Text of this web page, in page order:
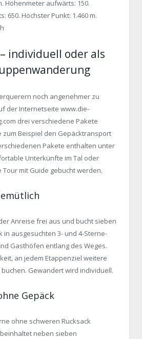
Höhenmeter aufwärts: 150.
650. Höchster Punkt: 1.460 m.
individuell oder als
noch angenehmer zu
der Internetseite www.die-
drei verschiedene Pakete
zum Beispiel den Gepäcktransport
Pakete enthalten unter
Unterkünfte im Tal oder
mit Guide gebucht werden.
Anreise frei aus und bucht sieben
in ausgesuchten 3- und 4-Sterne-
Gasthöfen entlang des Weges.
an jedem Etappenziel weitere
Gewandert wird individuell.
Gepäck
ohne schweren Rucksack
neben sieben